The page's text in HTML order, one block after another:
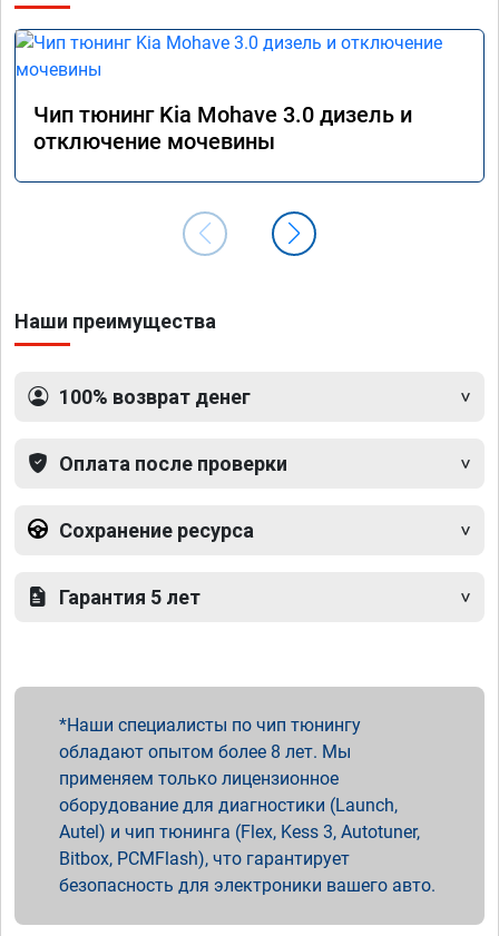
Чип тюнинг Kia Mohave 3.0 дизель и
отключение мочевины
Наши преимущества
100% возврат денег
Оплата после проверки
Сохранение ресурса
Гарантия 5 лет
Наши специалисты по чип тюнингу
обладают опытом более 8 лет. Мы
применяем только лицензионное
оборудование для диагностики (Launch,
Autel) и чип тюнинга (Flex, Kess 3, Autotuner,
Bitbox, PCMFlash), что гарантирует
безопасность для электроники вашего авто.